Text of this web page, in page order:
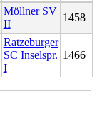
Möllner SV
II
1458
Ratzeburger
SC Inselspr.
I
1466